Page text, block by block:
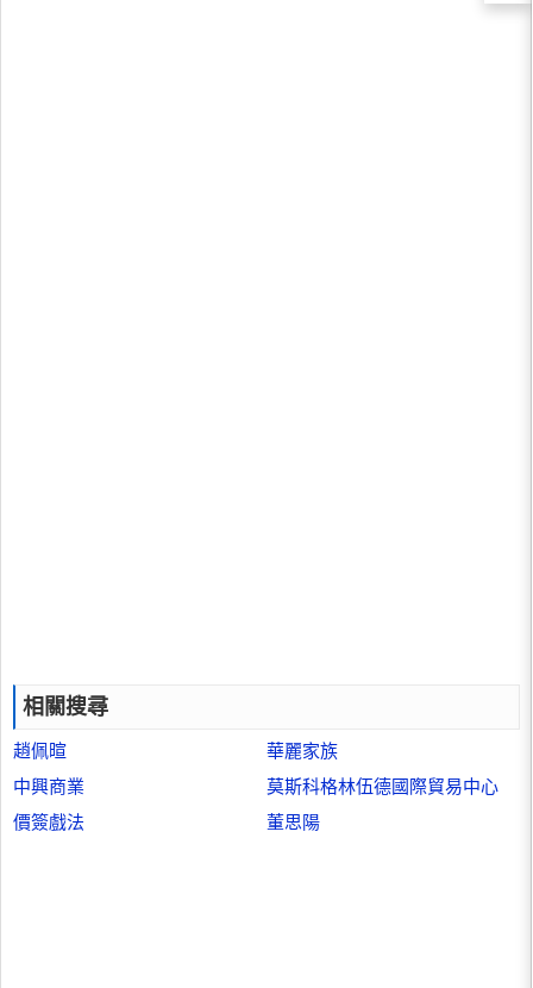
相關搜尋
趙佩暄
華麗家族
中興商業
莫斯科格林伍德國際貿易中心
價簽戲法
董思陽